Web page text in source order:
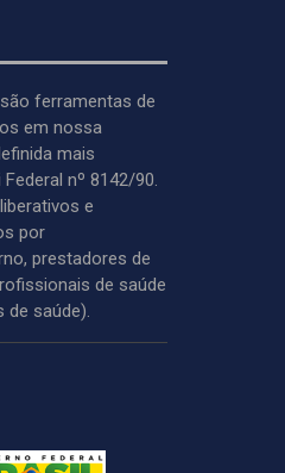
ferramentas de
em nossa
mais
nº 8142/90.
e
por
prestadores de
de saúde
de saúde).